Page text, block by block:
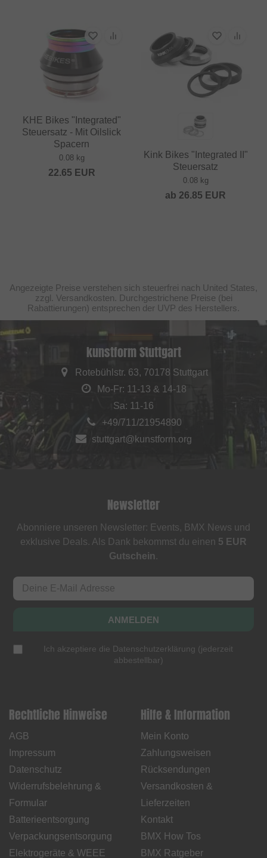
KHE Bikes "Integrated"
Steuersatz - Mit Oilslick
Spacern
0.08 kg
22.65 EUR
Kink Bikes "Integrated II"
Steuersatz
0.08 kg
ab 26.85 EUR
Angezeigte Preise verstehen sich steuerfrei nach United States,
zzgl. Versandkosten. Durchgestrichene Preise (bei
Rabattierungen) entsprechen der UVP des Herstellers.
kunstform Stuttgart
Rotebühlstr. 63, 70178 Stuttgart
Mo-Fr: 11-13 & 14-18
Sa: 11-16
+49/711/21954890
stuttgart@kunstform.org
Newsletter
Abonniere unseren Newsletter: Events, BMX News und
exklusive Deals. Als Dank bekommst du einen 5 EUR
Gutschein.
ANMELDEN
Ich akzeptiere die Datenschutzerklärung (jederzeit
abbestellbar)
Rechtliche Hinweise
AGB
Impressum
Datenschutz
Widerrufsbelehrung &
Formular
Batterieentsorgung
Verpackungsentsorgung
Elektrogeräte & WEEE
Hilfe & Information
Mein Konto
Zahlungsweisen
Rücksendungen
Versandkosten &
Lieferzeiten
Kontakt
BMX How Tos
BMX Ratgeber